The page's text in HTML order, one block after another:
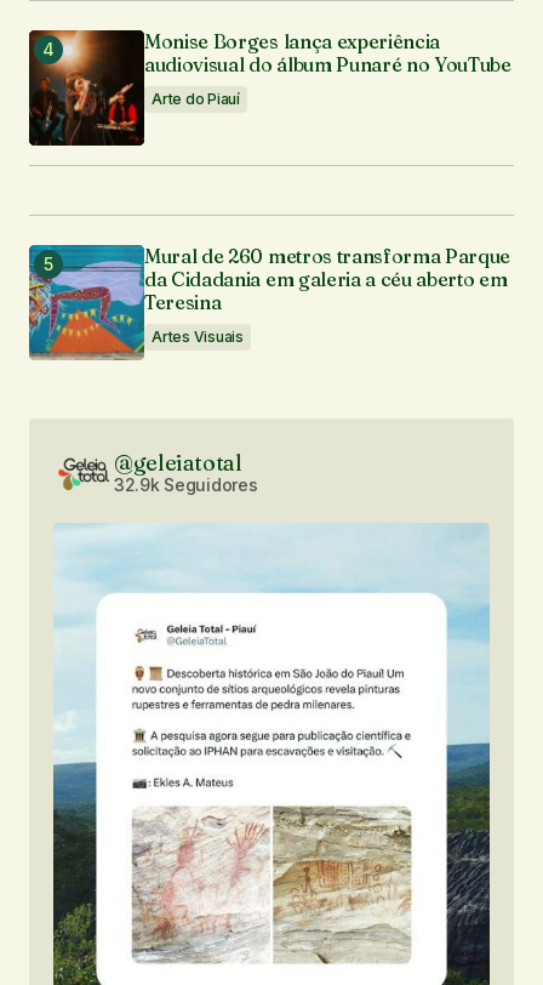
Monise Borges lança experiência
audiovisual do álbum Punaré no YouTube
Arte do Piauí
Mural de 260 metros transforma Parque
da Cidadania em galeria a céu aberto em
Teresina
Artes Visuais
@geleiatotal
32.9k Seguidores